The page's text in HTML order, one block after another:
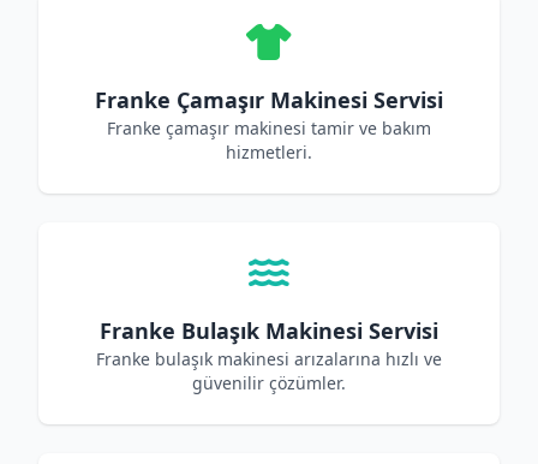
Franke Çamaşır Makinesi Servisi
Franke çamaşır makinesi tamir ve bakım
hizmetleri.
Franke Bulaşık Makinesi Servisi
Franke bulaşık makinesi arızalarına hızlı ve
güvenilir çözümler.